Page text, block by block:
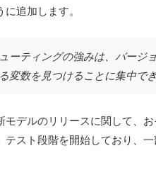
追加します。
ーティングの強みは、バー
変数を見つけることに集中でき
モデルのリリースに関して、
テスト段階を開始しており、